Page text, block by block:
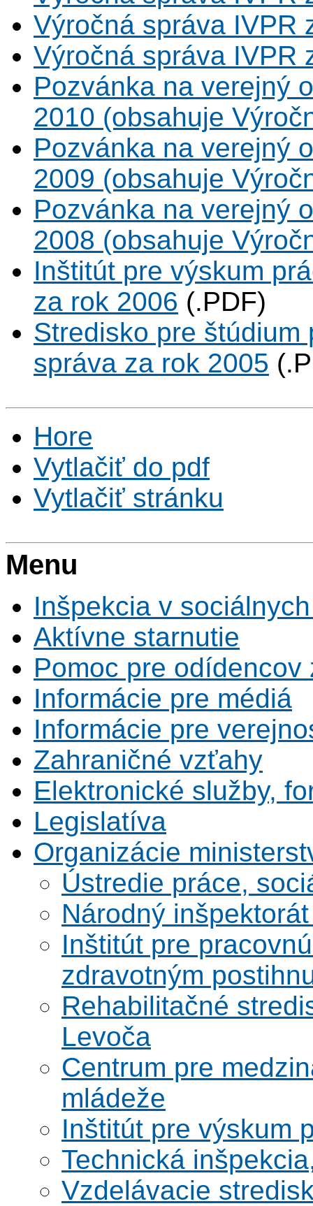
Výročná správa IVPR
Výročná správa IVPR
Pozvánka na verejný
2010 (obsahuje
Pozvánka na verejný
2009 (obsahuje
Pozvánka na verejný
2008 (obsahuje
Inštitút pre výskum
za rok 2006 (.PDF)
Stredisko pre
správa za rok 2005
Hore
Vytlačiť do pdf
Vytlačiť stránku
Menu
Inšpekcia v
Aktívne starnutie
Pomoc pre odídencov
Informácie pre médiá
Informácie pre
Zahraničné vzťahy
Elektronické služby,
Legislatíva
Organizácie
Ústredie práce,
Národný
Inštitút pre
zdravotným
Rehabilitačné
Levoča
Centrum pre
mládeže
Inštitút pre výskum
Technická
Vzdelávacie